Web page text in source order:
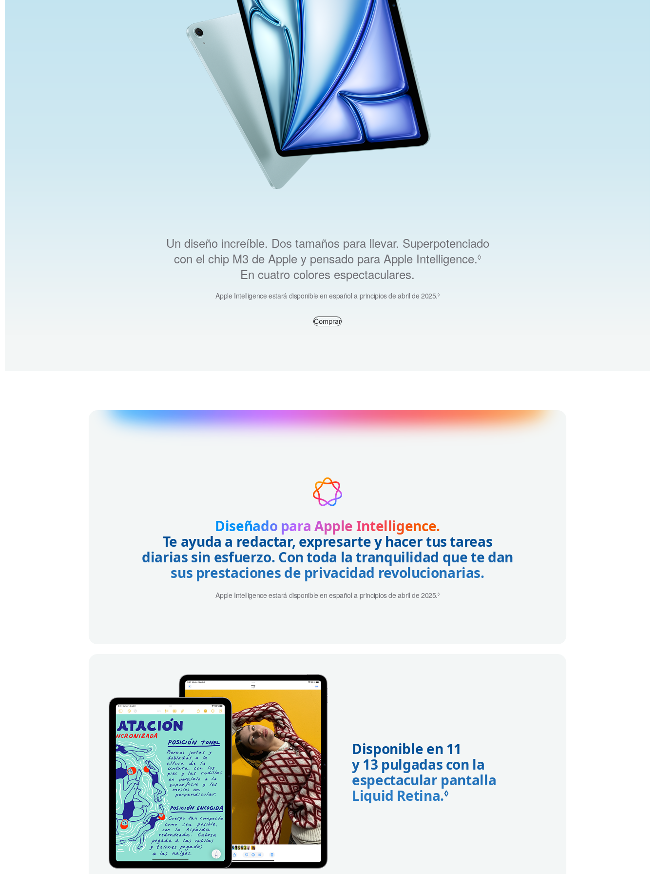
Un diseño increíble. Dos tamaños para llevar. Superpotenciado
con el chip M3 de Apple y pensado para Apple Intelligence.◊
En cuatro colores espectaculares.
Apple Intelligence estará disponible en español a principios de abril de 2025.◊Consulta los avisos legales
Comprar
Diseñado para Apple Intelligence.
Te ayuda a redactar, expresarte y hacer tus tareas
diarias sin esfuerzo. Con toda la tranquilidad que te dan
sus prestaciones de privacidad revolucionarias.
Apple Intelligence estará disponible en español a principios de abril de 2025.◊Consulta los avisos legales
Disponible en 11
y 13 pulgadas con la
espectacular pantalla
Liquid Retina.◊